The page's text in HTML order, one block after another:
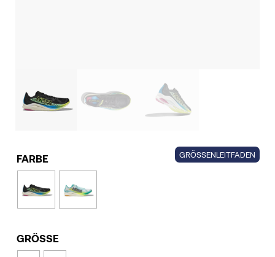
GRÖSSENLEITFADEN
FARBE
GRÖSSE